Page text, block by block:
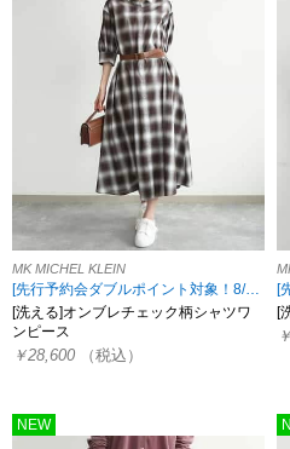
MK MICHEL KLEIN
[先行予約会ダブルポイント対象！8/17 8:59まで]
[洗える]オンブレチェック柄シャツワ
ンピース
￥28,600 （税込）
[
NEW